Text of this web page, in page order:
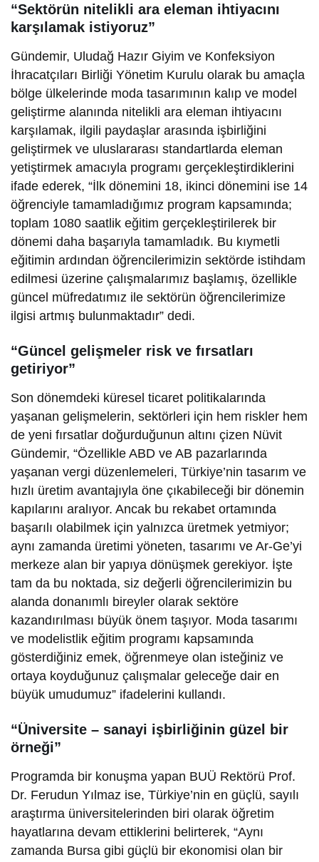
“Sektörün nitelikli ara eleman ihtiyacını
karşılamak istiyoruz”
Gündemir, Uludağ Hazır Giyim ve Konfeksiyon
İhracatçıları Birliği Yönetim Kurulu olarak bu amaçla
bölge ülkelerinde moda tasarımının kalıp ve model
geliştirme alanında nitelikli ara eleman ihtiyacını
karşılamak, ilgili paydaşlar arasında işbirliğini
geliştirmek ve uluslararası standartlarda eleman
yetiştirmek amacıyla programı gerçekleştirdiklerini
ifade ederek, “İlk dönemini 18, ikinci dönemini ise 14
öğrenciyle tamamladığımız program kapsamında;
toplam 1080 saatlik eğitim gerçekleştirilerek bir
dönemi daha başarıyla tamamladık. Bu kıymetli
eğitimin ardından öğrencilerimizin sektörde istihdam
edilmesi üzerine çalışmalarımız başlamış, özellikle
güncel müfredatımız ile sektörün öğrencilerimize
ilgisi artmış bulunmaktadır” dedi.
“Güncel gelişmeler risk ve fırsatları
getiriyor”
Son dönemdeki küresel ticaret politikalarında
yaşanan gelişmelerin, sektörleri için hem riskler hem
de yeni fırsatlar doğurduğunun altını çizen Nüvit
Gündemir, “Özellikle ABD ve AB pazarlarında
yaşanan vergi düzenlemeleri, Türkiye’nin tasarım ve
hızlı üretim avantajıyla öne çıkabileceği bir dönemin
kapılarını aralıyor. Ancak bu rekabet ortamında
başarılı olabilmek için yalnızca üretmek yetmiyor;
aynı zamanda üretimi yöneten, tasarımı ve Ar-Ge’yi
merkeze alan bir yapıya dönüşmek gerekiyor. İşte
tam da bu noktada, siz değerli öğrencilerimizin bu
alanda donanımlı bireyler olarak sektöre
kazandırılması büyük önem taşıyor. Moda tasarımı
ve modelistlik eğitim programı kapsamında
gösterdiğiniz emek, öğrenmeye olan isteğiniz ve
ortaya koyduğunuz çalışmalar geleceğe dair en
büyük umudumuz” ifadelerini kullandı.
“Üniversite – sanayi işbirliğinin güzel bir
örneği”
Programda bir konuşma yapan BUÜ Rektörü Prof.
Dr. Ferudun Yılmaz ise, Türkiye’nin en güçlü, sayılı
araştırma üniversitelerinden biri olarak öğretim
hayatlarına devam ettiklerini belirterek, “Aynı
zamanda Bursa gibi güçlü bir ekonomisi olan bir